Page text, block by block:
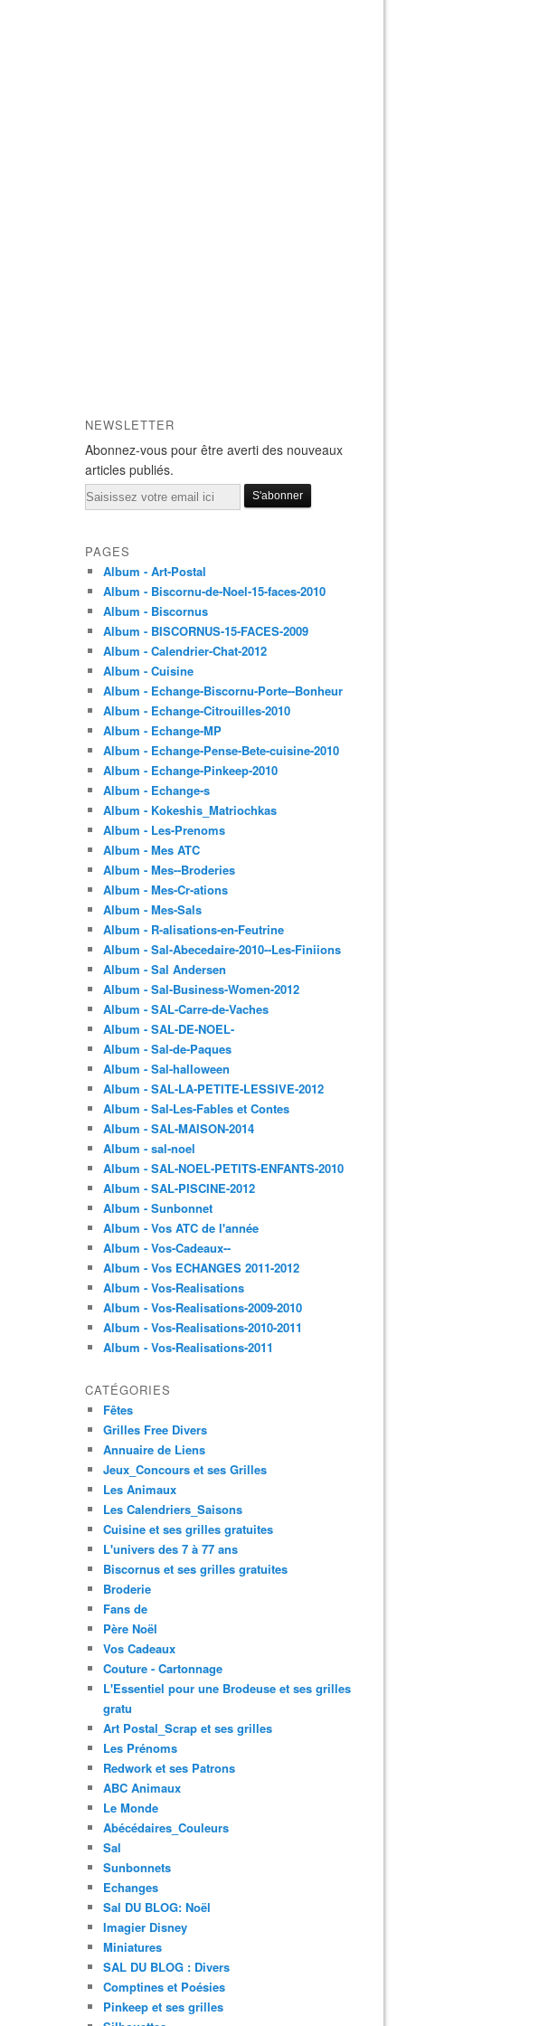
NEWSLETTER
Abonnez-vous pour être averti des nouveaux
articles publiés.
Email
PAGES
Album - Art-Postal
Album - Biscornu-de-Noel-15-faces-2010
Album - Biscornus
Album - BISCORNUS-15-FACES-2009
Album - Calendrier-Chat-2012
Album - Cuisine
Album - Echange-Biscornu-Porte--Bonheur
Album - Echange-Citrouilles-2010
Album - Echange-MP
Album - Echange-Pense-Bete-cuisine-2010
Album - Echange-Pinkeep-2010
Album - Echange-s
Album - Kokeshis_Matriochkas
Album - Les-Prenoms
Album - Mes ATC
Album - Mes--Broderies
Album - Mes-Cr-ations
Album - Mes-Sals
Album - R-alisations-en-Feutrine
Album - Sal-Abecedaire-2010--Les-Finiions
Album - Sal Andersen
Album - Sal-Business-Women-2012
Album - SAL-Carre-de-Vaches
Album - SAL-DE-NOEL-
Album - Sal-de-Paques
Album - Sal-halloween
Album - SAL-LA-PETITE-LESSIVE-2012
Album - Sal-Les-Fables et Contes
Album - SAL-MAISON-2014
Album - sal-noel
Album - SAL-NOEL-PETITS-ENFANTS-2010
Album - SAL-PISCINE-2012
Album - Sunbonnet
Album - Vos ATC de l'année
Album - Vos-Cadeaux--
Album - Vos ECHANGES 2011-2012
Album - Vos-Realisations
Album - Vos-Realisations-2009-2010
Album - Vos-Realisations-2010-2011
Album - Vos-Realisations-2011
CATÉGORIES
Fêtes
Grilles Free Divers
Annuaire de Liens
Jeux_Concours et ses Grilles
Les Animaux
Les Calendriers_Saisons
Cuisine et ses grilles gratuites
L'univers des 7 à 77 ans
Biscornus et ses grilles gratuites
Broderie
Fans de
Père Noël
Vos Cadeaux
Couture - Cartonnage
L'Essentiel pour une Brodeuse et ses grilles
gratu
Art Postal_Scrap et ses grilles
Les Prénoms
Redwork et ses Patrons
ABC Animaux
Le Monde
Abécédaires_Couleurs
Sal
Sunbonnets
Echanges
Sal DU BLOG: Noël
Imagier Disney
Miniatures
SAL DU BLOG : Divers
Comptines et Poésies
Pinkeep et ses grilles